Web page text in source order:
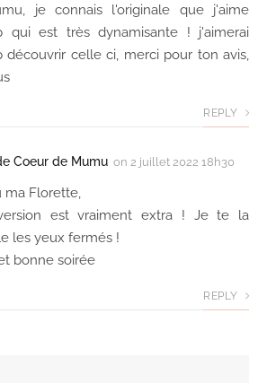
je connais l'originale que j'aime
qui est très dynamisante ! j'aimerai
découvrir celle ci, merci pour ton avis,
REPLY
Coeur de Mumu on 2 juillet 2022 18h30
ma Florette,
est vraiment extra ! Je te la
les yeux fermés !
bonne soirée
REPLY